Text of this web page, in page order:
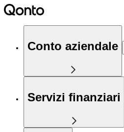
Conto aziendale
Servizi finanziari